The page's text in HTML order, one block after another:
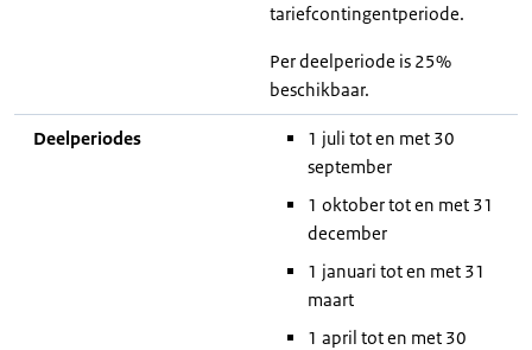
tariefcontingentperiode.
Per deelperiode is 25%
beschikbaar.
Deelperiodes
1 juli tot en met 30
september
1 oktober tot en met 31
december
1 januari tot en met 31
maart
1 april tot en met 30